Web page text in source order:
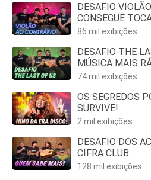
DESAFIO
CONSEGUE
86 mil exibições
DESAFIO THE
MÚSICA MAIS
74 mil exibições
OS SEGREDOS
SURVIVE!
2 mil exibições
DESAFIO DOS
CIFRA CLUB
128 mil exibições